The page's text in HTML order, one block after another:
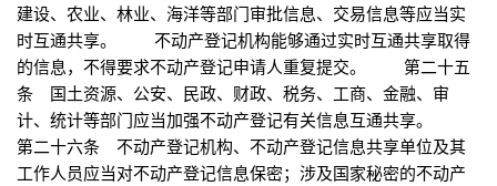
建设、农业、林业、海洋等部门审批信息、交易信息等应当实
时互通共享。 不动产登记机构能够通过实时互通共享取得
的信息，不得要求不动产登记申请人重复提交。 第二十五
条 国土资源、公安、民政、财政、税务、工商、金融、审
计、统计等部门应当加强不动产登记有关信息互通共享。
第二十六条 不动产登记机构、不动产登记信息共享单位及其
工作人员应当对不动产登记信息保密；涉及国家秘密的不动产